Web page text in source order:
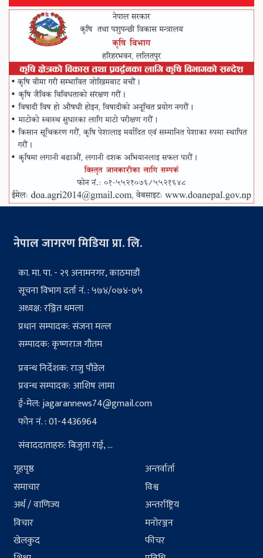
नेपाल जागरण मिडिया प्रा. लि.
का. मा. पा. - २९ अनामनगर, काठमाडौं
सूचना विभाग दर्ता नं. : ५७४/०७४-७५
अध्यक्ष: रञ्जित धमला
प्रधान सम्पादक: संजना मल्ल
सम्पादक: कृष्णराज गौतम
प्रवन्ध निर्देशक: राजु पौडेल
प्रवन्ध सम्पादक: आशिष लामा
ई-मेल:jagarannews74@gmail.com
फोन नं. : 01-4436964
संवाददाताहरु: बिजुता राई, ...
गृहपृष्ठ
समाचार
अर्थ / वाणिज्य
विचार
खेलकुद
अन्तर्वार्ता
विश्व
अन्तर्राष्ट्रिय
मनोरञ्जन
फीचर